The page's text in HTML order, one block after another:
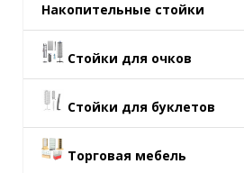
Накопительные стойки
Стойки для очков
Стойки для буклетов
Торговая мебель